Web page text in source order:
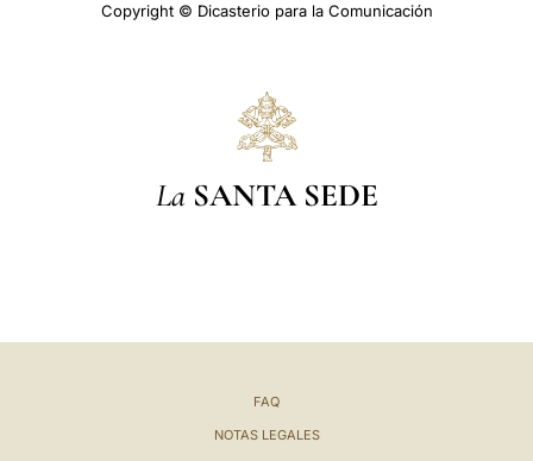
Copyright © Dicasterio para la Comunicación
La SANTA SEDE
FAQ
NOTAS LEGALES